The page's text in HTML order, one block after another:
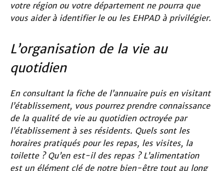
votre région ou votre département ne pourra que
vous aider à identifier le ou les EHPAD à privilégier.
L’organisation de la vie au
quotidien
En consultant la fiche de l’annuaire puis en visitant
l’établissement, vous pourrez prendre connaissance
de la qualité de vie au quotidien octroyée par
l’établissement à ses résidents. Quels sont les
horaires pratiqués pour les repas, les visites, la
toilette ? Qu’en est-il des repas ? L’alimentation
est un élément clé de notre bien-être tout au long